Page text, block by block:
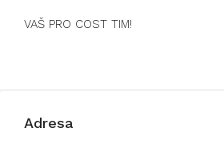
VAŠ PRO COST TIM!
Adresa